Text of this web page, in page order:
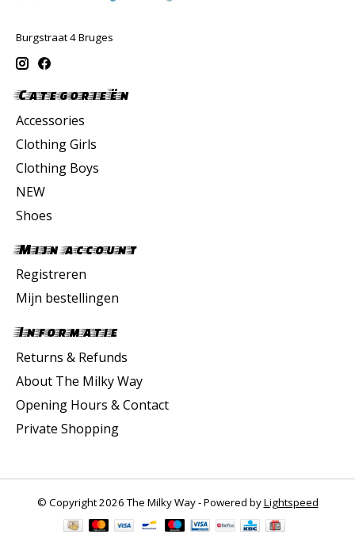
Burgstraat 4 Bruges
Categorieën
Accessories
Clothing Girls
Clothing Boys
NEW
Shoes
Mijn account
Registreren
Mijn bestellingen
Informatie
Returns & Refunds
About The Milky Way
Opening Hours & Contact
Private Shopping
© Copyright 2026 The Milky Way - Powered byLightspeed